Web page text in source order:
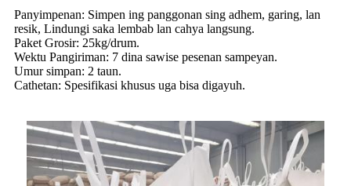
Panyimpenan: Simpen ing panggonan sing adhem, garing, lan
resik, Lindungi saka lembab lan cahya langsung.
Paket Grosir: 25kg/drum.
Wektu Pangiriman: 7 dina sawise pesenan sampeyan.
Umur simpan: 2 taun.
Cathetan: Spesifikasi khusus uga bisa digayuh.